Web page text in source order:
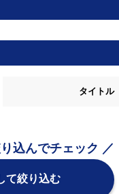
タイトル
込んでチェック ／
て絞り込む